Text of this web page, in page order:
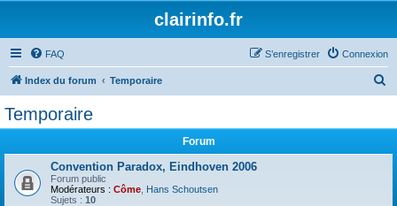
clairinfo.fr
FAQ Connexion
S’enregistrer
Index du forum Temporaire
Temporaire
Forum
Convention Paradox, Eindhoven 2006
Forum public
Modérateurs : Côme Hans Schoutsen
Sujets : 10